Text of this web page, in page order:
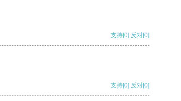
支持[0] 反对[0]
支持[0] 反对[0]